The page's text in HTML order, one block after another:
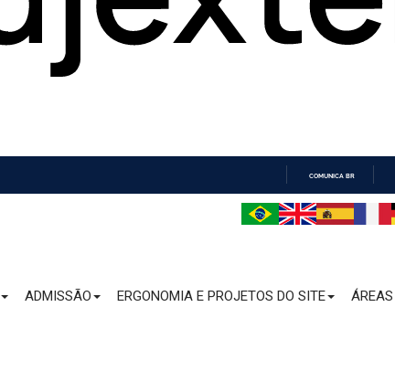
COMUNICA BR
ADMISSÃO ERGONOMIA E PROJETOS DO SITE ÁREAS